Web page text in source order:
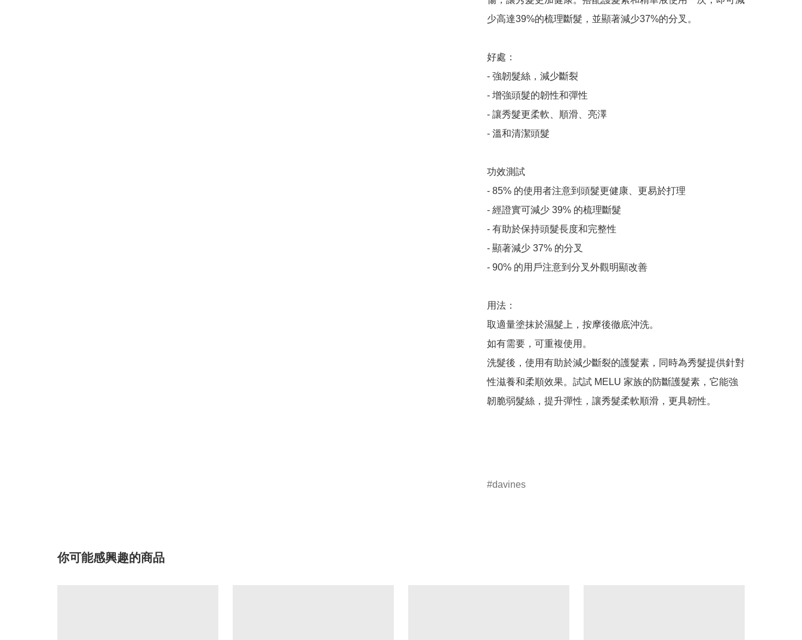
少高達39%的梳理斷髮，並顯著減少37%的分叉。
好處：
- 強韌髮絲，減少斷裂
- 增強頭髮的韌性和彈性
- 讓秀髮更柔軟、順滑、亮澤
- 溫和清潔頭髮
功效測試
- 85% 的使用者注意到頭髮更健康、更易於打理
- 經證實可減少 39% 的梳理斷髮
- 有助於保持頭髮長度和完整性
- 顯著減少 37% 的分叉
- 90% 的用戶注意到分叉外觀明顯改善
用法：
取適量塗抹於濕髮上，按摩後徹底沖洗。
如有需要，可重複使用。
洗髮後，使用有助於減少斷裂的護髮素，同時為秀髮提供針對
性滋養和柔順效果。試試 MELU 家族的防斷護髮素，它能強
韌脆弱髮絲，提升彈性，讓秀髮柔軟順滑，更具韌性。
davines
你可能感興趣的商品